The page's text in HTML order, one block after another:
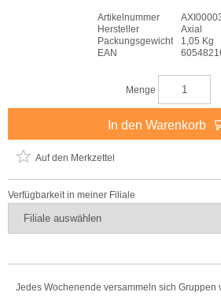
Artikelnummer
Hersteller
Axial
Packungsgewicht
1,05 Kg
EAN
Menge
In den Warenkorb
Auf den Merkzettel
Verfügbarkeit in meiner Filiale
Jedes Wochenende versammeln sich Gruppen